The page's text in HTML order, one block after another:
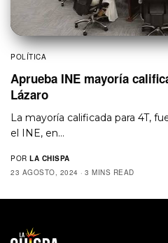
POLÍTICA
Aprueba INE mayoría
Lázaro
La mayoría calificada para 4T,
el INE, en…
POR LA CHISPA
23 AGOSTO, 2024
3 MINS READ